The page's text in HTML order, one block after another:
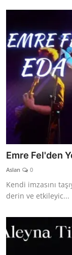
Emre Fel'den
Aslan 0
Kendi imzasını
derin ve etkileyic...